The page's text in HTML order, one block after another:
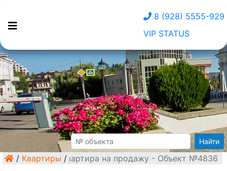
8 (928) 5555-929
VIP STATUS
Найти
/ Квартиры /
Квартира на продажу - Объект №4836